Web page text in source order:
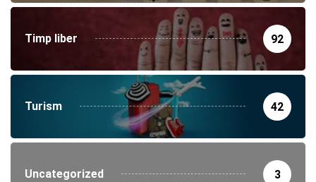
Timp liber 92
Turism 42
Uncategorized 3